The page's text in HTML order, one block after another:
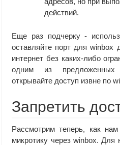
действий.
Еще раз подчерку -
оставляйте порт для winbox
интернет без каких-либо
одним из
открывайте доступ извне по
Запретить
Рассмотрим теперь, как
микротику через winbox. Для